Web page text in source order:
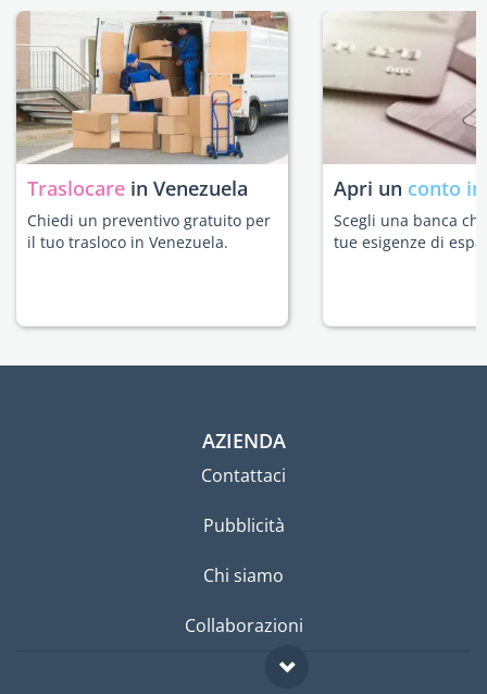
Traslocare in Venezuela
Chiedi un preventivo gratuito per
il tuo trasloco in Venezuela.
Apri un conto
Scegli una banca
tue esigenze di
AZIENDA
Contattaci
Pubblicità
Chi siamo
Collaborazioni